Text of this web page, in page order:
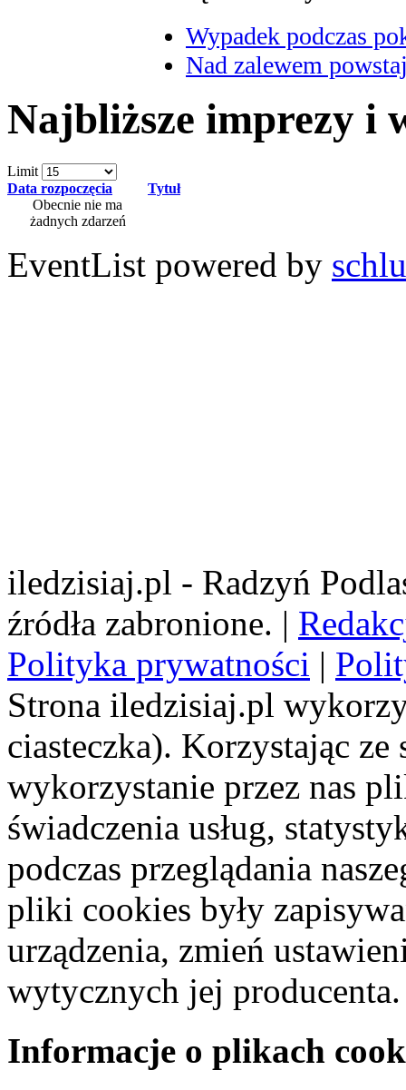
Wypadek podczas
Nad zalewem
Najbliższe imprezy i
Limit
Data rozpoczęcia
Tytuł
Obecnie nie ma
żadnych zdarzeń
EventList powered by
iledzisiaj.pl - Radzyń
źródła zabronione. |
Polityka prywatności |
Strona iledzisiaj.pl
ciasteczka). Korzystając
wykorzystanie przez nas
świadczenia usług,
podczas przeglądania
pliki cookies były
urządzenia, zmień
wytycznych jej producenta.
Informacje o plikach